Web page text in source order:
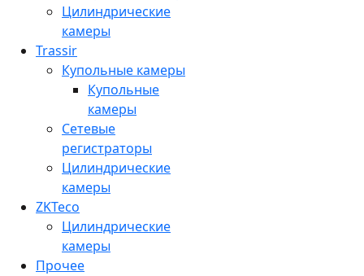
Цилиндрические
камеры
Trassir
Купольные камеры
Купольные
камеры
Сетевые
регистраторы
Цилиндрические
камеры
ZKTeco
Цилиндрические
камеры
Прочее